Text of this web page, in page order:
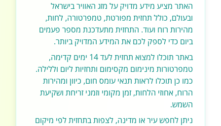
האתר מציע מידע מדויק על מזג האוויר בישראל
ובעולם, כולל תחזית מפורטת, טמפרטורה, לחות,
מהירות רוח ועוד. התחזית מתעדכנת מספר פעמים
ביום כדי לספק לכם את המידע המדויק ביותר.
באתר תוכלו למצוא תחזית לעד 14 ימים קדימה,
טמפרטורות מינימום מקסימום ותחזיות ליום וללילה.
כמו כן תוכלו לראות תנאי עומס חום, כיוון ומהירות
הרוח, אחוזי הלחות, זמן מקומי וזמני זריחת ושקיעת
השמש.
ניתן לחפש עיר או מדינה, לצפות בתחזית לפי מיקום